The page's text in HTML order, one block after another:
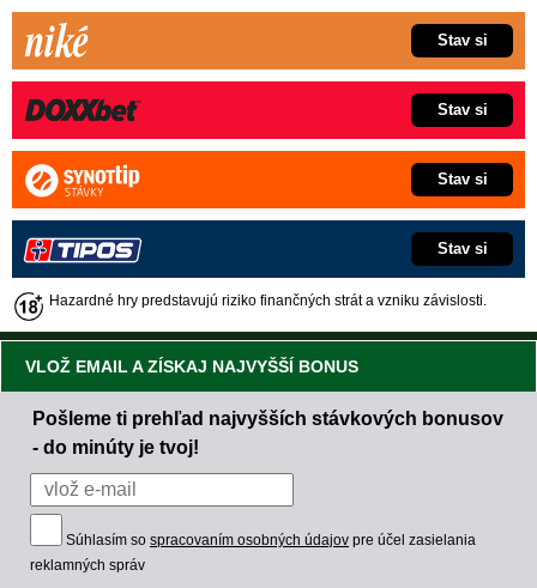
Stav si
Stav si
Stav si
Stav si
Hazardné hry predstavujú riziko finančných strát a vzniku závislosti.
VLOŽ EMAIL A ZÍSKAJ NAJVYŠŠÍ BONUS
Pošleme ti prehľad najvyšších stávkových bonusov
- do minúty je tvoj!
Súhlasím so spracovaním osobných údajov pre účel zasielania
reklamných správ